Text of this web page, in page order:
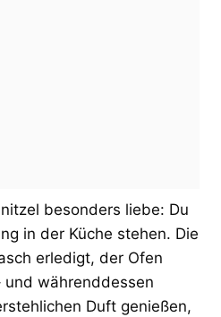
besonders liebe: Du
in der Küche stehen. Die
erledigt, der Ofen
und währenddessen
Duft genießen,